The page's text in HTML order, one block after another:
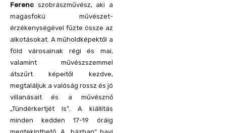
Ferenc szobrászművész, aki a
magasfokú művészet-
érzékenységével fűzte össze az
alkotásokat. A műholdképektől a
föld városainak régi és mai,
valamint művészszemmel
átszűrt képeitől kezdve,
megtaláljuk a valóság rossz és jó
villanásait és a művésznő
„Tündérkertjét is”. A kiállítás
minden kedden 17-19 óráig